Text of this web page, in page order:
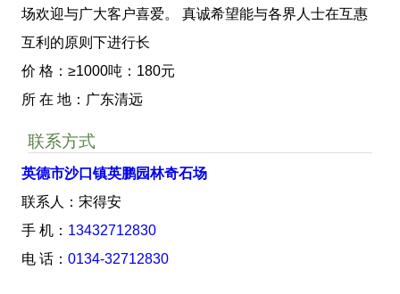
场欢迎与广大客户喜爱。 真诚希望能与各界人士在互惠
互利的原则下进行长
价 格：≥1000吨：180元
所 在 地：广东清远
联系方式
英德市沙口镇英鹏园林奇石场
联系人：宋得安
手 机： 13432712830
电 话： 0134-32712830